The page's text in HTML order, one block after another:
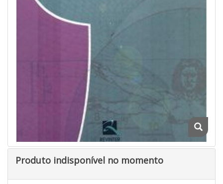
Produto indisponível no momento